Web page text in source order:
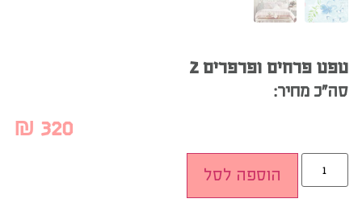
טפט פרחים ופרפרים 2
סה”כ מחיר:
₪ 320
הוספה לסל